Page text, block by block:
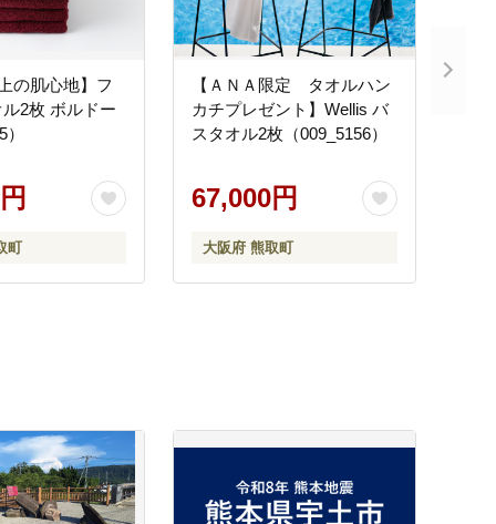
の肌心地】フ
2枚 ボルドー
町
【ＡＮＡ限定 タオルハン
カチプレゼント】Wellis バ
スタオル2枚（009_5156）
67,000円
大阪府 熊取町